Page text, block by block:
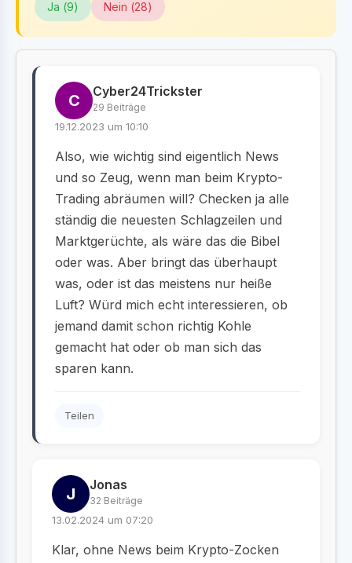
Ja (9) Nein (28)
C Cyber24Trickster
29 Beiträge
19.12.2023 um 10:10
Also, wie wichtig sind eigentlich News
und so Zeug, wenn man beim Krypto-
Trading abräumen will? Checken ja alle
ständig die neuesten Schlagzeilen und
Marktgerüchte, als wäre das die Bibel
oder was. Aber bringt das überhaupt
was, oder ist das meistens nur heiße
Luft? Würd mich echt interessieren, ob
jemand damit schon richtig Kohle
gemacht hat oder ob man sich das
sparen kann.
Teilen
J Jonas
32 Beiträge
13.02.2024 um 07:20
Klar, ohne News beim Krypto-Zocken